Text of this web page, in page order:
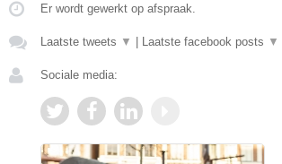
Er wordt gewerkt op afspraak.
Laatste tweets ▼ Laatste facebook posts ▼
Sociale media: